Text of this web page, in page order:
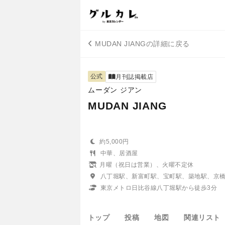
MUDAN JIANGの詳細に戻る
公式 月刊誌掲載店
ムーダン ジアン
MUDAN JIANG
約5,000円
中華、居酒屋
月曜（祝日は営業）、火曜不定休
八丁堀駅、新富町駅、宝町駅、築地駅、京
東京メトロ日比谷線八丁堀駅から徒歩3分
トップ 投稿 地図 関連リスト